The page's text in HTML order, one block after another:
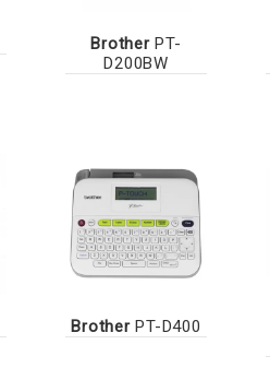
BrotherPT-
D200BW
BrotherPT-D400